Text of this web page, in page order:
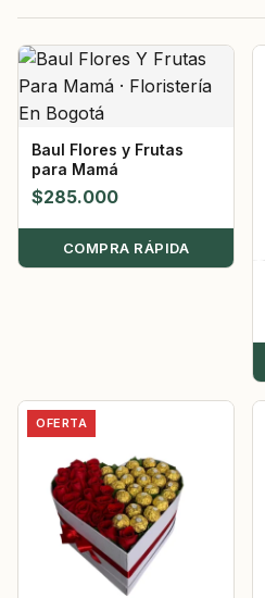
Baul Flores y Frutas
para Mamá
$285.000
COMPRA RÁPIDA
OFERTA